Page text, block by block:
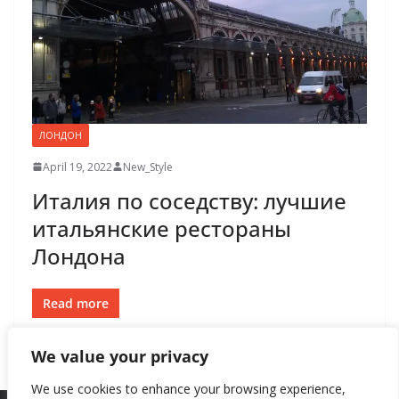
We value your privacy
We use cookies to enhance your browsing experience,
ЛОНДОН
April 19, 2022 New_Style
Италия по соседству: лучшие
итальянские рестораны
Лондона
Read more